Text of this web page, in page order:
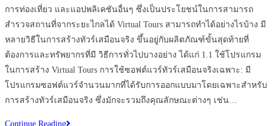
การท่องเที่ยว และแอปพลิเคชันอื่นๆ ซึ่งเป็นประโยชน์ในการสามารถ
สำรวจสถานที่จากระยะไกลได้ Virtual Tours สามารถทำได้อย่างไรบ้าง มี
หลายวิธีในการสร้างทัวร์เสมือนจริง ขึ้นอยู่กับผลิตภัณฑ์ขั้นสุดท้ายที่
ต้องการและทรัพยากรที่มี วิธีการทั่วไปบางอย่าง ได้แก่ 1.1 ใช้โปรแกรม
ในการสร้าง Virtual Tours การใช้ซอฟต์แวร์ทัวร์เสมือนจริงเฉพาะ: มี
โปรแกรมซอฟต์แวร์จำนวนมากที่ได้รับการออกแบบมาโดยเฉพาะสำหรับ
การสร้างทัวร์เสมือนจริง ซึ่งมักจะรวมถึงคุณลักษณะต่างๆ เช่น…
Continue Readingเทคโนโลยี